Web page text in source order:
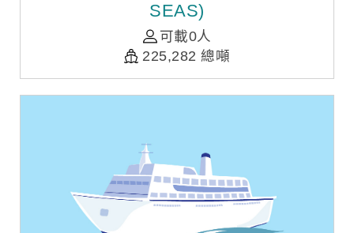
SEAS)
可載0人
225,282 總噸